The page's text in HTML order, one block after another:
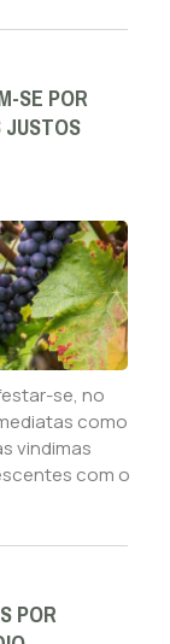
SE POR
se, no
como
vindimas
com o
POR